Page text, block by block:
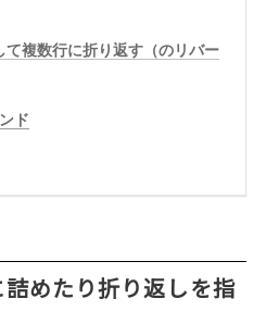
て複数行に折り返す（のリバー
ド
めたり折り返しを指